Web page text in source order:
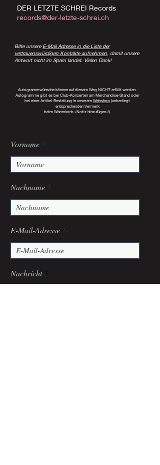
DER LETZTE SCHREI Records
records@der-letzte-schrei.ch
Bitte unsere E-Mail Adresse in die Liste der
vertrauenswürdigen Kontakte aufnehmen , damit unsere
Antwort nicht im Spam landet. Vielen Dank!
Autogrammwünsche können auf diesem Weg NICHT erfüllt werden.
Autogramme gibt es bei Club-Konzerten am Merchandise-Stand oder
bei einer Artikel-Bestellung in unserem Webshop (unbedingt
entsprechenden Vermerk
beim Warenkorb «Notiz hinzufügen»!).
Vorname
Nachname
E-Mail-Adresse
Nachricht